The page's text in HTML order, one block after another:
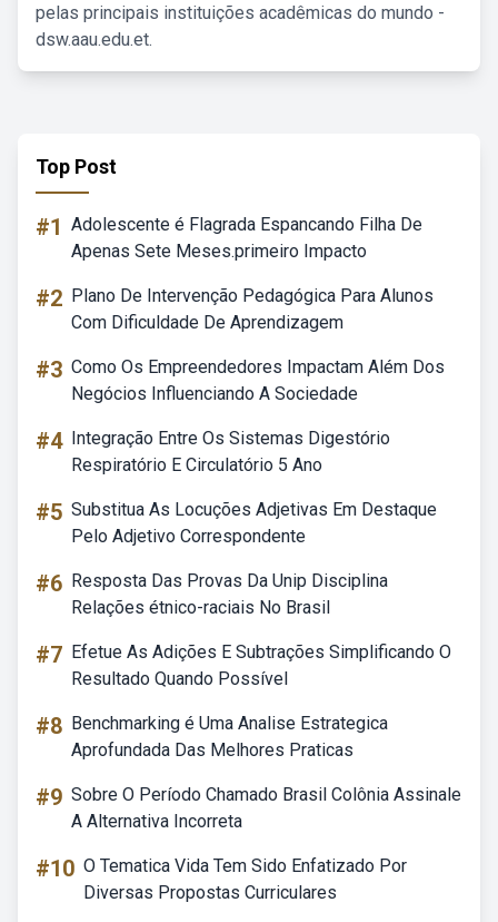
pelas principais instituições acadêmicas do mundo -
dsw.aau.edu.et.
Top Post
#1 Adolescente é Flagrada Espancando Filha De
Apenas Sete Meses.primeiro Impacto
#2 Plano De Intervenção Pedagógica Para Alunos
Com Dificuldade De Aprendizagem
#3 Como Os Empreendedores Impactam Além Dos
Negócios Influenciando A Sociedade
#4 Integração Entre Os Sistemas Digestório
Respiratório E Circulatório 5 Ano
#5 Substitua As Locuções Adjetivas Em Destaque
Pelo Adjetivo Correspondente
#6 Resposta Das Provas Da Unip Disciplina
Relações étnico-raciais No Brasil
#7 Efetue As Adições E Subtrações Simplificando O
Resultado Quando Possível
#8 Benchmarking é Uma Analise Estrategica
Aprofundada Das Melhores Praticas
#9 Sobre O Período Chamado Brasil Colônia Assinale
A Alternativa Incorreta
#10 O Tematica Vida Tem Sido Enfatizado Por
Diversas Propostas Curriculares